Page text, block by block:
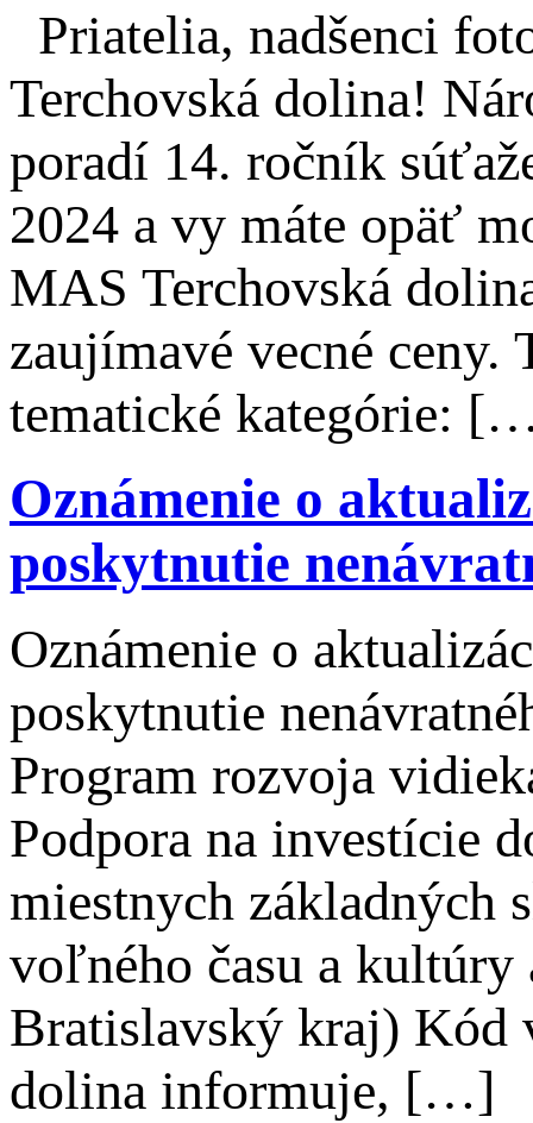
Priatelia, nadšenci
Terchovská dolina!
poradí 14. ročník
2024 a vy máte opäť
MAS Terchovská
zaujímavé vecné ceny.
tematické kategórie:
Oznámenie o
poskytnutie
Oznámenie o
poskytnutie
Program rozvoja
Podpora na investície
miestnych základných
voľného času a
Bratislavský kraj) Kód
dolina informuje, […]